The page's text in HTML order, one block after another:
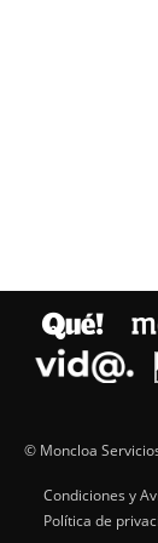
© Moncloa
Condiciones y
Política de